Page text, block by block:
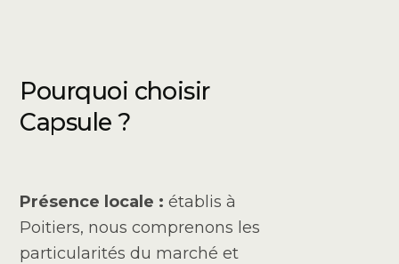
Pourquoi choisir
Capsule ?
Présence locale : établis à
Poitiers, nous comprenons les
particularités du marché et